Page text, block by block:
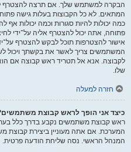
הבקרה למשתמש שלך. אם תרצה להצטרף
המתאים. לא כל הקבוצות בעלות גישה
כמה יכולות להיות סגורות וכמה יכולות
פתוחה, אתה יכול להצטרף אליה על־ידי
אישור להצטרפות תוכל לבקש להצטרף
המשתמשים צריך לאשר את בקשתך ויכול
לקבוצה. אנא אל תטריד ראש קבוצה אם
שלו.
חזרה למעלה
כיצד אני הופך לראש קבוצת
ראש קבוצת משתמשים נקבע בדרך כלל
המערכת. אם אתה מעוניין ביצירת קבוצת
המנהל הראשי. נסה שליחת הודעה פרטית.